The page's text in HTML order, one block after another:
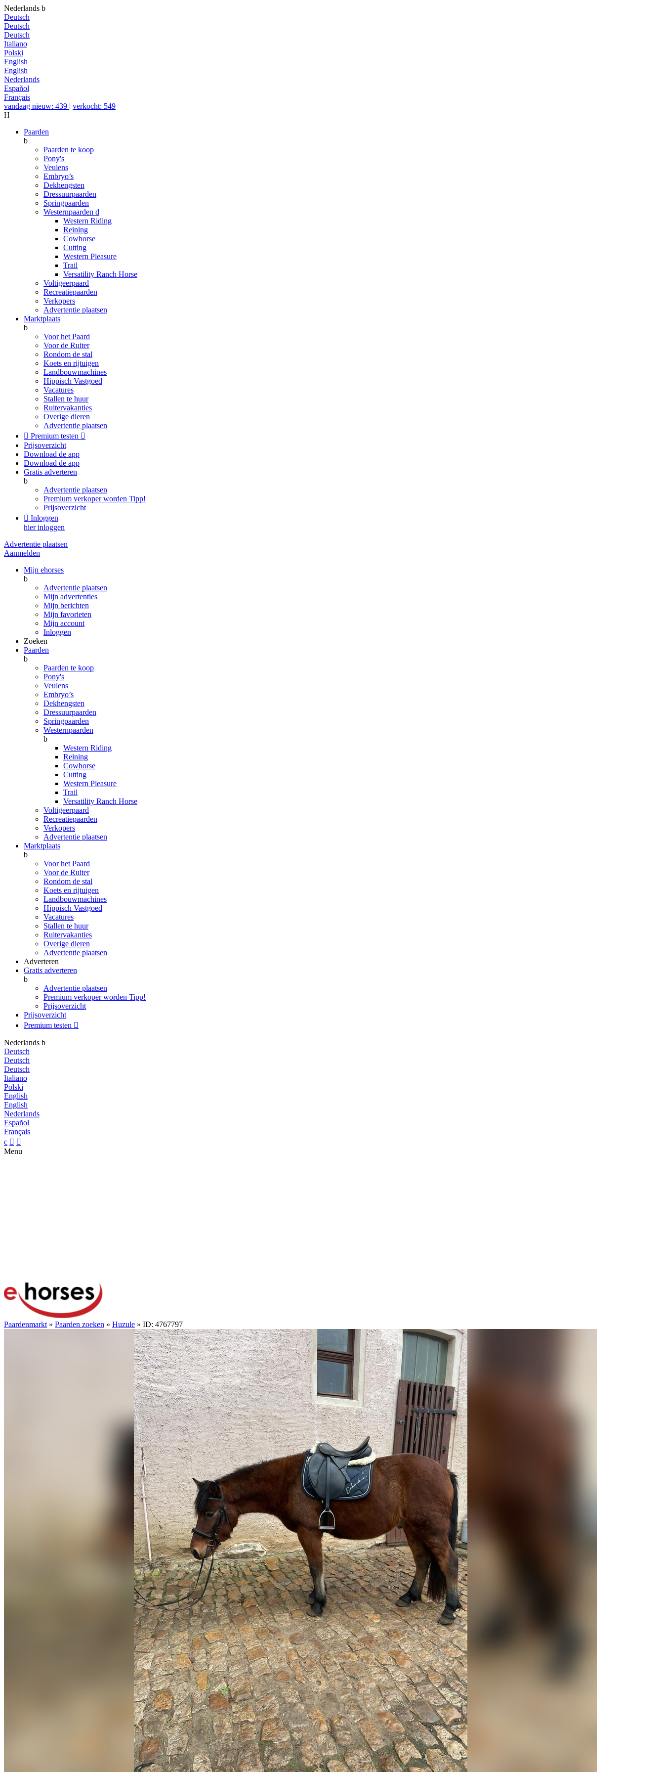
Nederlands b
Deutsch
Deutsch
Deutsch
Italiano
Polski
English
English
Nederlands
Español
Français
vandaag nieuw: 439 | verkocht: 549
H
Paarden
b
Paarden te koop
Pony's
Veulens
Embryo’s
Dekhengsten
Dressuurpaarden
Springpaarden
Westernpaarden d
Western Riding
Reining
Cowhorse
Cutting
Western Pleasure
Trail
Versatility Ranch Horse
Voltigeerpaard
Recreatiepaarden
Verkopers
Advertentie plaatsen
Marktplaats
b
Voor het Paard
Voor de Ruiter
Rondom de stal
Koets en rijtuigen
Landbouwmachines
Hippisch Vastgoed
Vacatures
Stallen te huur
Ruitervakanties
Overige dieren
Advertentie plaatsen
 Premium testen 
Prijsoverzicht
Download de app
Download de app
Gratis adverteren
b
Advertentie plaatsen
Premium verkoper worden Tipp!
Prijsoverzicht
 Inloggen
hier inloggen
Advertentie plaatsen
Aanmelden
Mijn ehorses
b
Advertentie plaatsen
Mijn advertenties
Mijn berichten
Mijn favorieten
Mijn account
Inloggen
Zoeken
Paarden
b
Paarden te koop
Pony's
Veulens
Embryo’s
Dekhengsten
Dressuurpaarden
Springpaarden
Westernpaarden
b
Western Riding
Reining
Cowhorse
Cutting
Western Pleasure
Trail
Versatility Ranch Horse
Voltigeerpaard
Recreatiepaarden
Verkopers
Advertentie plaatsen
Marktplaats
b
Voor het Paard
Voor de Ruiter
Rondom de stal
Koets en rijtuigen
Landbouwmachines
Hippisch Vastgoed
Vacatures
Stallen te huur
Ruitervakanties
Overige dieren
Advertentie plaatsen
Adverteren
Gratis adverteren
b
Advertentie plaatsen
Premium verkoper worden Tipp!
Prijsoverzicht
Prijsoverzicht
Premium testen 
Nederlands b
Deutsch
Deutsch
Deutsch
Italiano
Polski
English
English
Nederlands
Español
Français
c  
Menu
Paardenmarkt » Paarden zoeken » Huzule » ID: 4767797